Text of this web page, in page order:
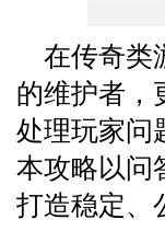
在传奇类
的维护者，
处理玩家问
本攻略以问
打造稳定、